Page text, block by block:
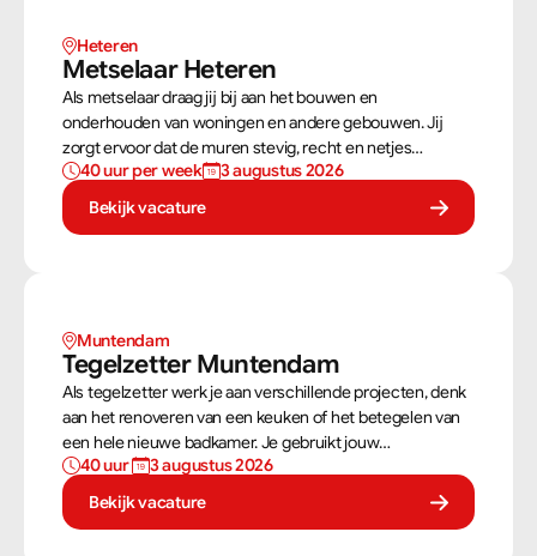
Heteren
Metselaar Heteren
Als metselaar draag jij bij aan het bouwen en
onderhouden van woningen en andere gebouwen. Jij
zorgt ervoor dat de muren stevig, recht en netjes
opgebouwd worden. Aan de hand van een bouwtekening
weet jij precies hoe een muur gebouwd moet worden.
Als metselaar kan je alleen werken of in een team je
40 uur per week
3 augustus 2026
Bekijk vacature
Muntendam
Tegelzetter Muntendam
Als tegelzetter werk je aan verschillende projecten, denk
aan het renoveren van een keuken of het betegelen van
een hele nieuwe badkamer. Je gebruikt jouw
vaardigheden om tegels perfect te plaatsen. Als
tegelzetter ben je voortdurend bezig met diverse taken.
40 uur
3 augustus 2026
Bekijk vacature